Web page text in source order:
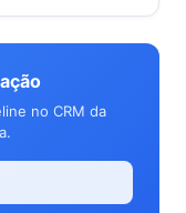
no CRM da